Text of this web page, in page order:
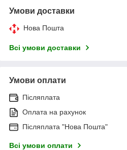
Умови доставки
Нова Пошта
Всі умови доставки
Умови оплати
Післяплата
Оплата на рахунок
Післяплата "Нова Пошта"
Всі умови оплати